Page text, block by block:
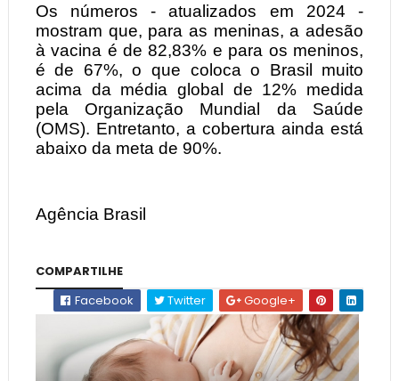
Os números - atualizados em 2024 -
mostram que, para as meninas, a adesão
à vacina é de 82,83% e para os meninos,
é de 67%, o que coloca o Brasil muito
acima da média global de 12% medida
pela Organização Mundial da Saúde
(OMS). Entretanto, a cobertura ainda está
abaixo da meta de 90%.
Agência Brasil
COMPARTILHE
Facebook
Twitter Google+